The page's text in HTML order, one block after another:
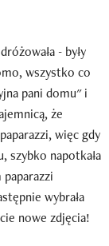
- były
wszystko co
pani domu" i
że
więc gdy
szybko napotkała
wybrała
nowe zdjęcia!